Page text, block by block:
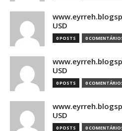
USD
0 POSTS 0
USD
0 POSTS 0
USD
0 POSTS 0